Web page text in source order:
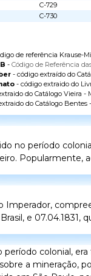
C-729
C-730
de referência Krause-
- Código de Referência
- código extraído do
- código extraido do
do Catálogo Vieira -
do Catálogo Bentes
no período
Popularmente,
e 07.04.1831,
colonial,
a mineração,